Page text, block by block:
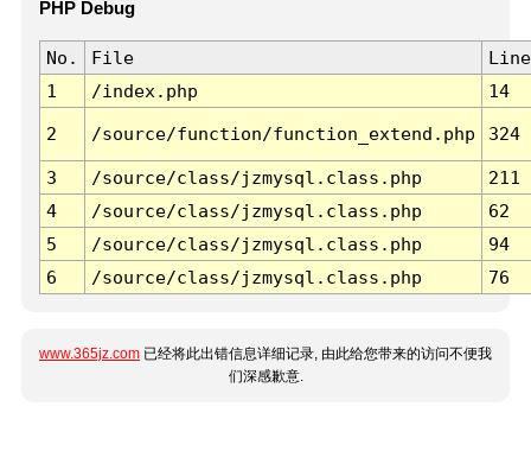
PHP Debug
No. File
Line
1
/index.php 14
2 /source/function/function_extend.php 324
3 /source/class/jzmysql.class.php
211
4
/source/class/jzmysql.class.php
62
5
/source/class/jzmysql.class.php
94
6
/source/class/jzmysql.class.php 76
www.365jz.com 已经将此出错信息详细记录, 由此给您带来的访问不便我
们深感歉意.